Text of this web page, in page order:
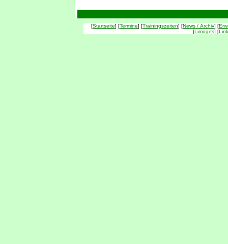
[Startseite] [Termine] [Trainingszeiten] [News / Archiv] [
[Limoges] [